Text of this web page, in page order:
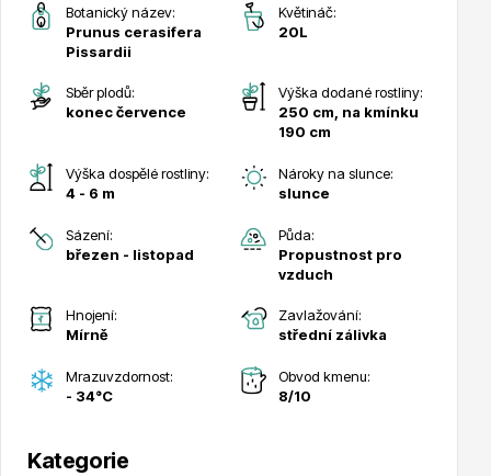
Substráty, hnojiva, kůra
Botanický název:
Prunus cerasifera
Pissardii
Květináč:
20L
Sběr plodů:
konec července
Výška dodané rostliny:
250 cm, na kmínku
190 cm
Výška dospělé rostliny:
4 - 6 m
Nároky na slunce:
slunce
Sázení:
březen - listopad
Půda:
Propustnost pro
vzduch
Hnojení:
Mírně
Zavlažování:
střední zálivka
Mrazuvzdornost:
- 34°C
Obvod kmenu:
8/10
Kategorie